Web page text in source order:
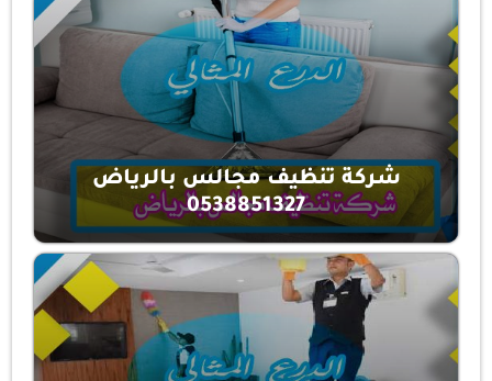
شركة تنظيف مجالس بالرياض
0538851327